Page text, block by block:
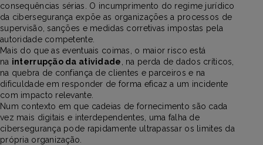
consequências sérias. O incumprimento do regime jurídico
da cibersegurança expõe as organizações a processos de
supervisão, sanções e medidas corretivas impostas pela
autoridade competente.
Mais do que as eventuais coimas, o maior risco está
na interrupção da atividade , na perda de dados críticos,
na quebra de confiança de clientes e parceiros e na
dificuldade em responder de forma eficaz a um incidente
com impacto relevante.
Num contexto em que cadeias de fornecimento são cada
vez mais digitais e interdependentes, uma falha de
cibersegurança pode rapidamente ultrapassar os limites da
própria organização.